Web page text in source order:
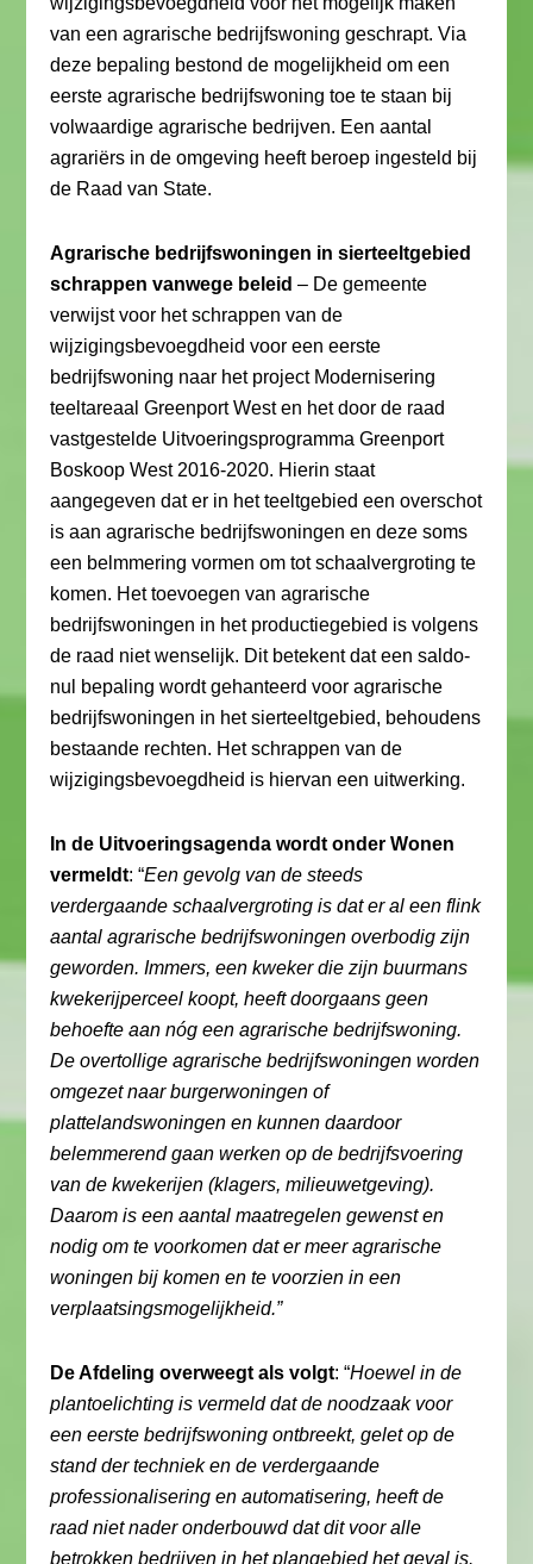
van een agrarische bedrijfswoning geschrapt. Via
deze bepaling bestond de mogelijkheid om een
eerste agrarische bedrijfswoning toe te staan bij
volwaardige agrarische bedrijven. Een aantal
agrariërs in de omgeving heeft beroep ingesteld bij
de Raad van State.
Agrarische bedrijfswoningen in sierteeltgebied
schrappen vanwege beleid – De gemeente
verwijst voor het schrappen van de
wijzigingsbevoegdheid voor een eerste
bedrijfswoning naar het project Modernisering
teeltareaal Greenport West en het door de raad
vastgestelde Uitvoeringsprogramma Greenport
Boskoop West 2016-2020. Hierin staat
aangegeven dat er in het teeltgebied een overschot
is aan agrarische bedrijfswoningen en deze soms
een belmmering vormen om tot schaalvergroting te
komen. Het toevoegen van agrarische
bedrijfswoningen in het productiegebied is volgens
de raad niet wenselijk. Dit betekent dat een saldo-
nul bepaling wordt gehanteerd voor agrarische
bedrijfswoningen in het sierteeltgebied, behoudens
bestaande rechten. Het schrappen van de
wijzigingsbevoegdheid is hiervan een uitwerking.
In de Uitvoeringsagenda wordt onder Wonen
vermeldt: “Een gevolg van de steeds
verdergaande schaalvergroting is dat er al een flink
aantal agrarische bedrijfswoningen overbodig zijn
geworden. Immers, een kweker die zijn buurmans
kwekerijperceel koopt, heeft doorgaans geen
behoefte aan nóg een agrarische bedrijfswoning.
De overtollige agrarische bedrijfswoningen worden
omgezet naar burgerwoningen of
plattelandswoningen en kunnen daardoor
belemmerend gaan werken op de bedrijfsvoering
van de kwekerijen (klagers, milieuwetgeving).
Daarom is een aantal maatregelen gewenst en
nodig om te voorkomen dat er meer agrarische
woningen bij komen en te voorzien in een
verplaatsingsmogelijkheid.”
De Afdeling overweegt als volgt: “Hoewel in de
plantoelichting is vermeld dat de noodzaak voor
een eerste bedrijfswoning ontbreekt, gelet op de
stand der techniek en de verdergaande
professionalisering en automatisering, heeft de
raad niet nader onderbouwd dat dit voor alle
betrokken bedrijven in het plangebied het geval is.